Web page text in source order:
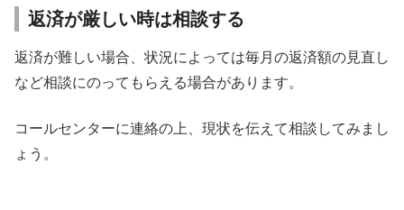
返済が厳しい時は相談する
返済が難しい場合、状況によっては毎月の返済額の見直し
など相談にのってもらえる場合があります。
コールセンターに連絡の上、現状を伝えて相談してみまし
ょう。